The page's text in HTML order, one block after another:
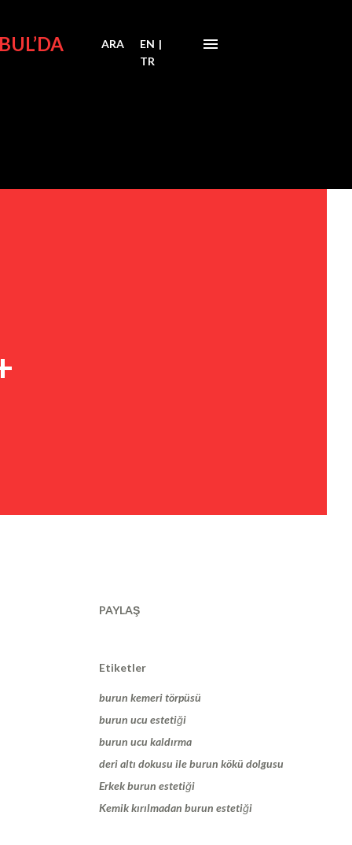
ARA EN |
TR
PAYLAŞ
Etiketler
burun kemeri törpüsü
burun ucu estetiği
burun ucu kaldırma
deri altı dokusu ile burun kökü dolgusu
Erkek burun estetiği
Kemik kırılmadan burun estetiği